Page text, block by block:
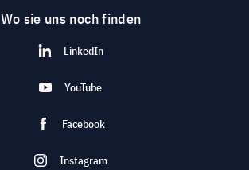
Wo sie uns noch finden
LinkedIn
YouTube
Facebook
Instagram